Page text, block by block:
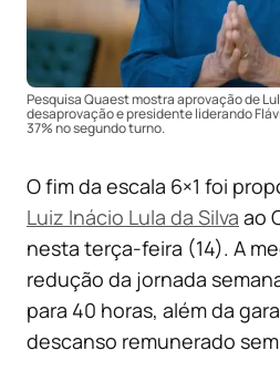
Pesquisa Quaest mostra aprovação de
desaprovação e presidente liderando
37% no segundo turno.
O fim da escala 6×1 foi
Luiz Inácio Lula da Silva ao
nesta terça-feira (14). A
redução da jornada
para 40 horas, além da
descanso remunerado